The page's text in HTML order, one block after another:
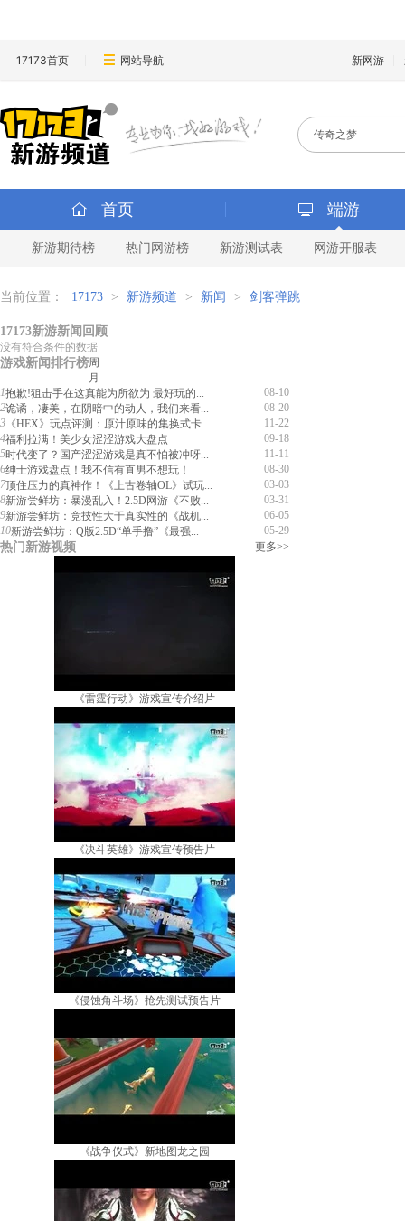
17173首页 网站导航 新网游
首页 端游
新游期待榜 热门网游榜 新游测试表 网游开服表
当前位置： 17173 > 新游频道 > 新闻 > 剑客弹跳
17173新游新闻回顾
没有符合条件的数据
游戏新闻排行榜周
月
1
08-10
抱歉!狙击手在这真能为所欲为 最好玩的...
2
08-20
诡谲，凄美，在阴暗中的动人，我们来看...
3
11-22
《HEX》玩点评测：原汁原味的集换式卡...
4
09-18
福利拉满！美少女涩涩游戏大盘点
5
11-11
时代变了？国产涩涩游戏是真不怕被冲呀...
6
08-30
绅士游戏盘点！我不信有直男不想玩！
7
03-03
顶住压力的真神作！《上古卷轴OL》试玩...
8
03-31
新游尝鲜坊：暴漫乱入！2.5D网游《不败...
9
06-05
新游尝鲜坊：竞技性大于真实性的《战机...
10
05-29
新游尝鲜坊：Q版2.5D“单手撸”《最强...
热门新游视频 更多>>
《雷霆行动》游戏宣传介绍片
《决斗英雄》游戏宣传预告片
《侵蚀角斗场》抢先测试预告片
《战争仪式》新地图龙之园